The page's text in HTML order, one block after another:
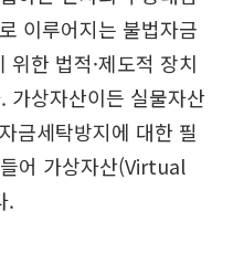
이루어지는 불법자금
한 법적·제도적 장치
가상자산이든 실물자산
금세탁방지에 대한 필
어 가상자산(Virtual
.